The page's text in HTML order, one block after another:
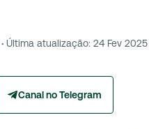
· Última atualização: 24 Fev 2025
Canal no Telegram